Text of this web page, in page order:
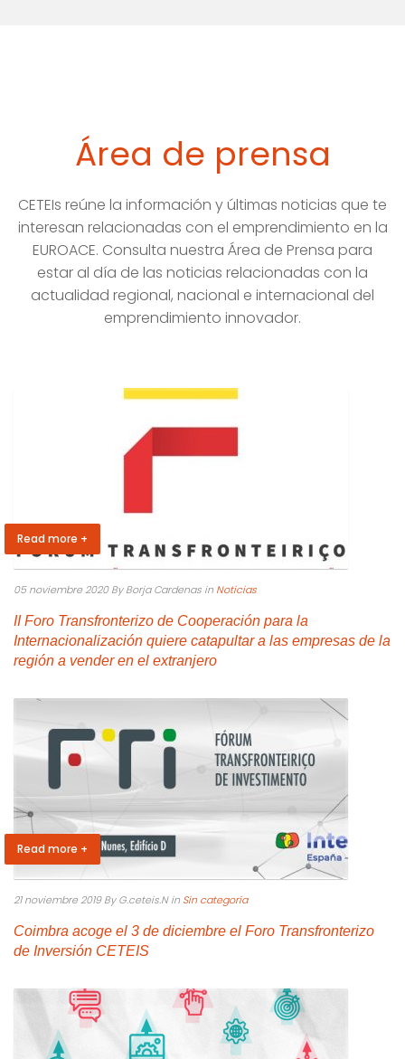
Área de prensa
CETEIs reúne la información y últimas noticias que te
interesan relacionadas con el emprendimiento en la
EUROACE. Consulta nuestra Área de Prensa para
estar al día de las noticias relacionadas con la
actualidad regional, nacional e internacional del
emprendimiento innovador.
Read more +
05 noviembre 2020 By Borja Cardenas in Noticias
II Foro Transfronterizo de Cooperación para la
Internacionalización quiere catapultar a las empresas de la
región a vender en el extranjero
Read more +
21 noviembre 2019 By G.ceteis.N in Sin categoría
Coimbra acoge el 3 de diciembre el Foro Transfronterizo
de Inversión CETEIS